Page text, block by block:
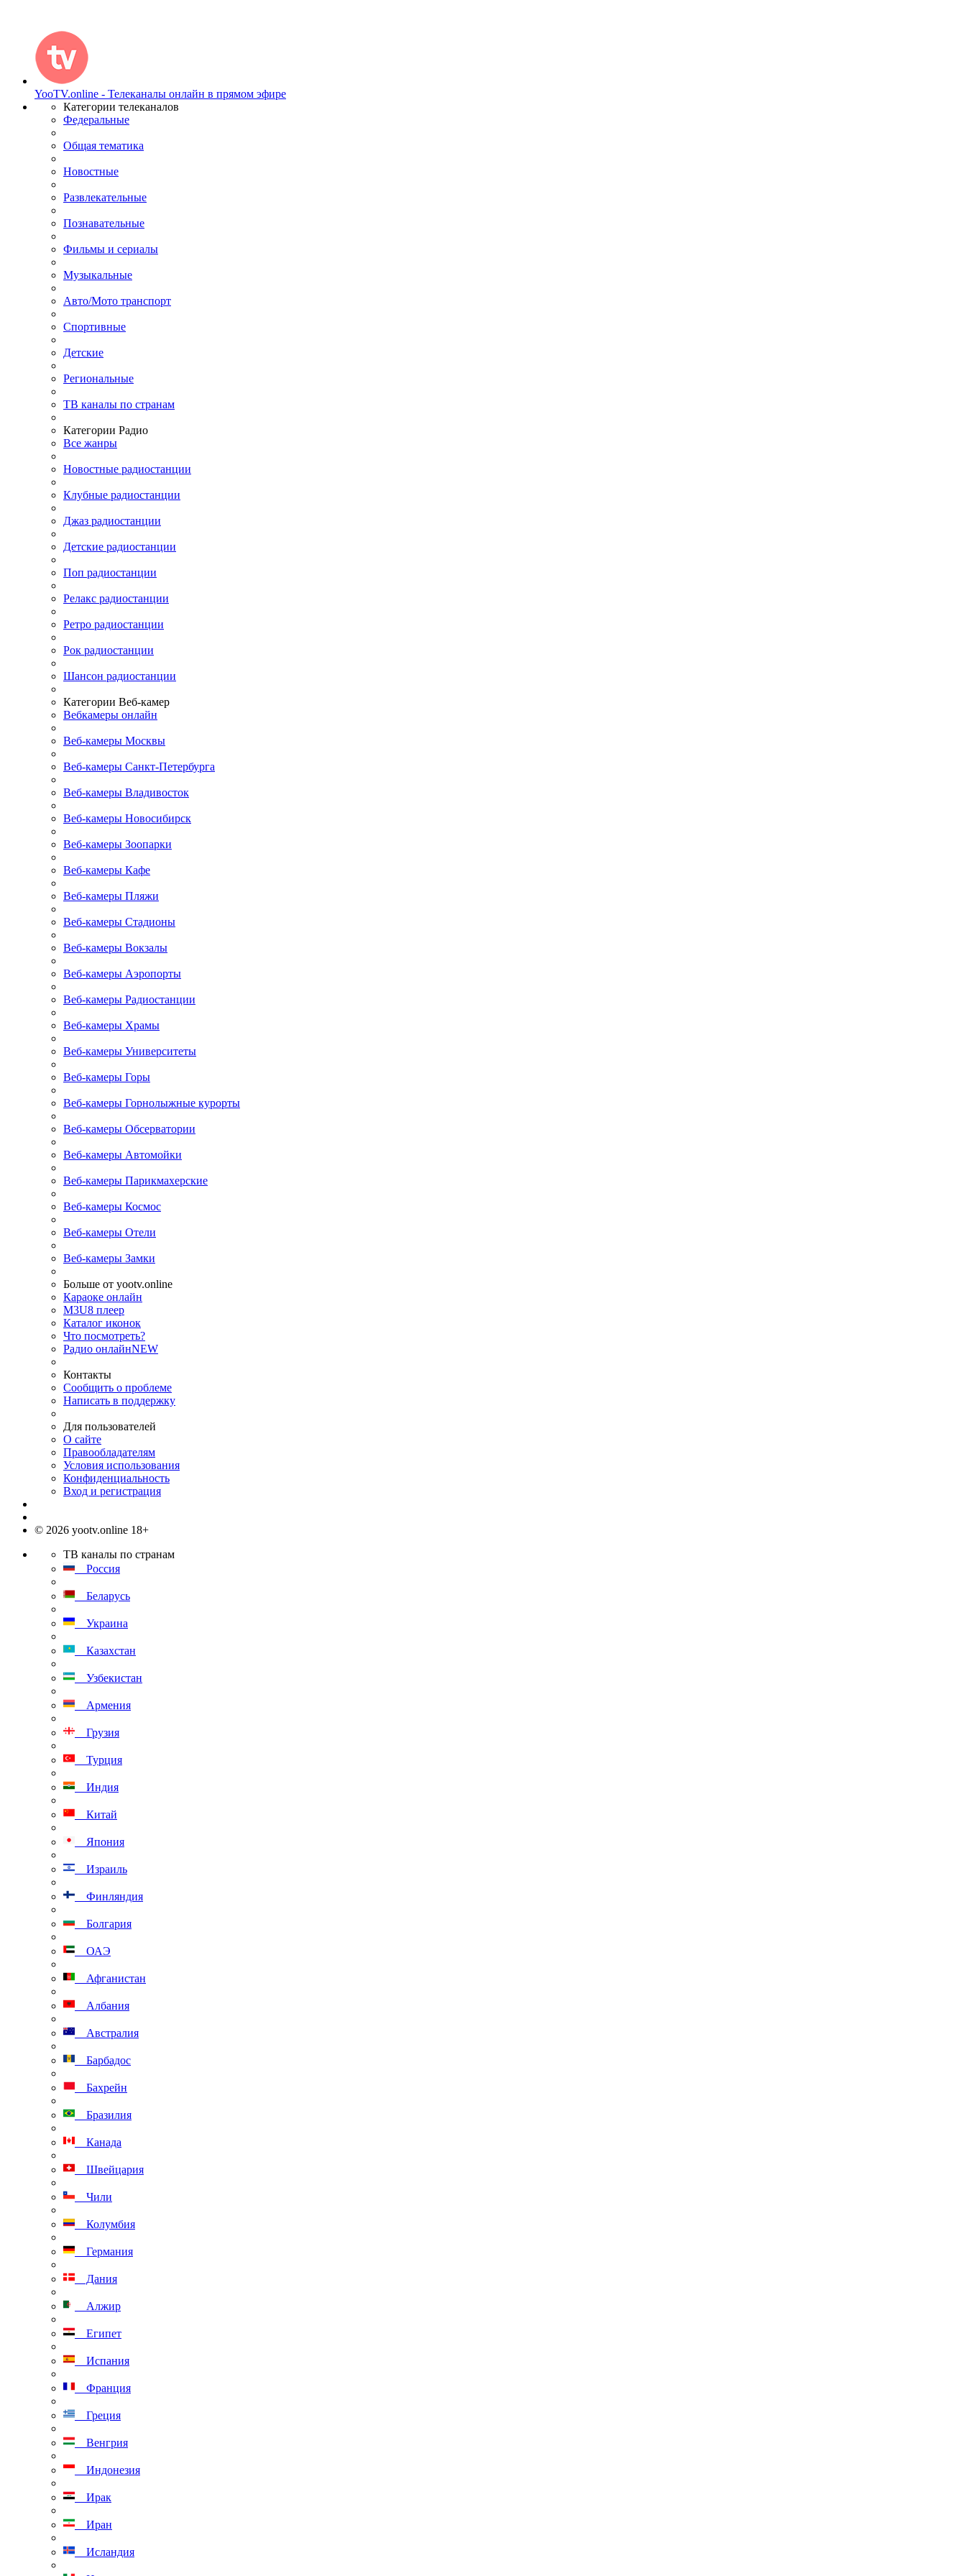
YooTV.online - Телеканалы онлайн в прямом эфире
Категории телеканалов
Федеральные
Общая тематика
Новостные
Развлекательные
Познавательные
Фильмы и сериалы
Музыкальные
Авто/Мото транспорт
Спортивные
Детские
Региональные
ТВ каналы по странам
Категории Радио
Все жанры
Новостные радиостанции
Клубные радиостанции
Джаз радиостанции
Детские радиостанции
Поп радиостанции
Релакс радиостанции
Ретро радиостанции
Рок радиостанции
Шансон радиостанции
Категории Веб-камер
Вебкамеры онлайн
Веб-камеры Москвы
Веб-камеры Санкт-Петербурга
Веб-камеры Владивосток
Веб-камеры Новосибирск
Веб-камеры Зоопарки
Веб-камеры Кафе
Веб-камеры Пляжи
Веб-камеры Стадионы
Веб-камеры Вокзалы
Веб-камеры Аэропорты
Веб-камеры Радиостанции
Веб-камеры Храмы
Веб-камеры Университеты
Веб-камеры Горы
Веб-камеры Горнолыжные курорты
Веб-камеры Обсерватории
Веб-камеры Автомойки
Веб-камеры Парикмахерские
Веб-камеры Космос
Веб-камеры Отели
Веб-камеры Замки
Больше от yootv.online
Караоке онлайн
M3U8 плеер
Каталог иконок
Что посмотреть?
Радио онлайнNEW
Контакты
Сообщить о проблеме
Написать в поддержку
Для пользователей
О сайте
Правообладателям
Условия использования
Конфиденциальность
Вход и регистрация
© 2026 yootv.online 18+
ТВ каналы по странам
Россия
Беларусь
Украина
Казахстан
Узбекистан
Армения
Грузия
Турция
Индия
Китай
Япония
Израиль
Финляндия
Болгария
ОАЭ
Афганистан
Албания
Австралия
Барбадос
Бахрейн
Бразилия
Канада
Швейцария
Чили
Колумбия
Германия
Дания
Алжир
Египет
Испания
Франция
Греция
Венгрия
Индонезия
Ирак
Иран
Исландия